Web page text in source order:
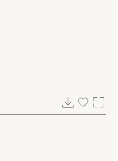
Pobierz
Dodaj